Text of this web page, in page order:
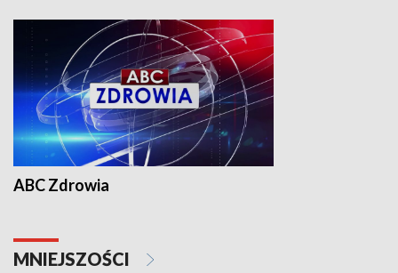
ABC Zdrowia
MNIEJSZOŚCI